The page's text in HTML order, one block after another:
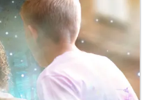
Vikström-Jokela. De
Zilliacus Siri: Rebecka
Abla: Beatrice
Märta: Saga
Polisen: Stella Laine